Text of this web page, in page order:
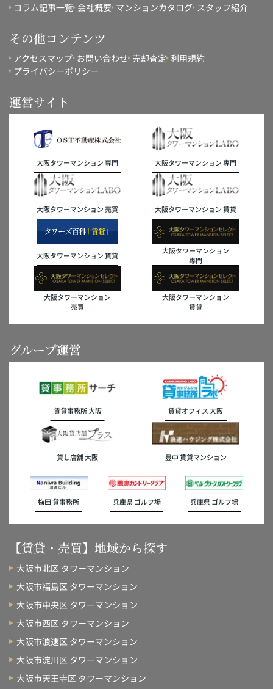
コラム記事一覧 会社概要 マンションカタログ スタッフ紹介
その他コンテンツ
アクセスマップ お問い合わせ 売却査定 利用規約
プライバシーポリシー
運営サイト
大阪タワーマンション 専門 大阪タワーマンション 専門
大阪タワーマンション 売買 大阪タワーマンション 賃貸
大阪タワーマンション 賃貸
大阪タワーマンション
専門
大阪タワーマンション
売買
大阪タワーマンション
賃貸
グループ運営
賃貸事務所 大阪 賃貸オフィス 大阪
貸し店舗 大阪 豊中 賃貸マンション
梅田 貸事務所 兵庫県 ゴルフ場 兵庫県 ゴルフ場
【賃貸・売買】地域から探す
大阪市北区 タワーマンション
大阪市福島区 タワーマンション
大阪市中央区 タワーマンション
大阪市西区 タワーマンション
大阪市浪速区 タワーマンション
大阪市淀川区 タワーマンション
大阪市天王寺区 タワーマンション